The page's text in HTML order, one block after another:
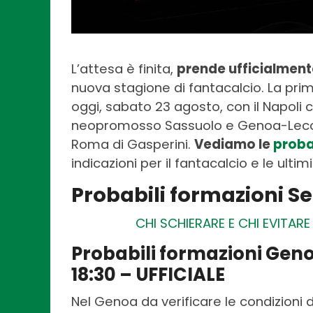
L’attesa è finita, prende
nuova stagione di fantacalcio. La
oggi, sabato 23 agosto, con il Napoli
neopromosso Sassuolo e Genoa-
Roma di Gasperini. Vediamo le
indicazioni per il fantacalcio e le
Probabili formazioni
CHI SCHIERARE E CHI
Probabili formazioni
18:30 – UFFICIALE
Nel Genoa da verificare le